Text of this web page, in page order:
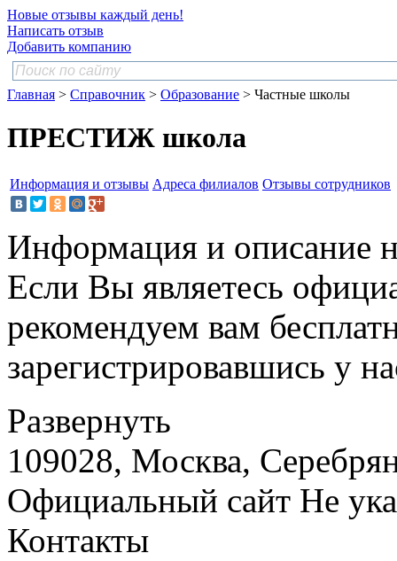
Новые отзывы каждый день!
Написать отзыв
Добавить компанию
Главная > Справочник > Образование > Частные школы
ПРЕСТИЖ школа
Информация и отзывы Адреса филиалов Отзывы сотрудников
Информация и описание
Если Вы являетесь
рекомендуем вам
зарегистрировавшись у
Развернуть
109028, Москва,
Официальный сайт Не
Контакты